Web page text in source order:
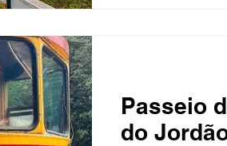
Baladas e Casas de Shows
Passeio
do